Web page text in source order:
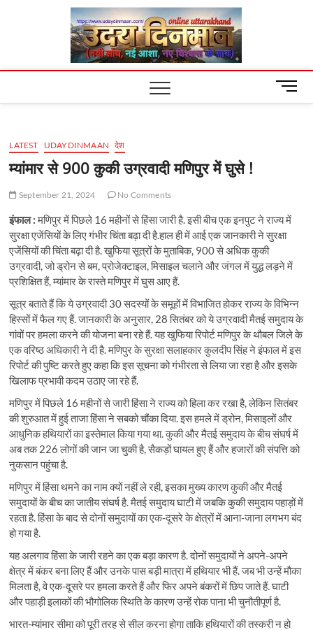
M
e
n
LATEST UDAYDINMAAN देश
म्यांमार से 900 कुकी उग्रवादी मणिपुर में घुसे !
September 21, 2024 No Comments
इंफाल :मणिपुर में पिछले 16 महीनों से हिंसा जारी है. इसी बीच एक इनपुट ने राज्य में
सुरक्षा एजेंसियों के लिए गंभीर चिंता बढ़ा दी है.हाल ही में आई एक जानकारी ने सुरक्षा
एजेंसियों की चिंता बढ़ा दी है. खुफिया सूत्रों के मुताबिक, 900 से अधिक कुकी
उग्रवादी, जो ड्रोन से बम, प्रोजेक्टाइल, मिसाइल चलाने और जंगल में युद्ध लड़ने में
प्रशिक्षित हैं, म्यांमार के रास्ते मणिपुर में घुस आए हैं.
सूत्र बताते हैं कि ये उग्रवादी 30 सदस्यों के समूहों में विभाजित होकर राज्य के विभिन्न
हिस्सों में फैल गए हैं. जानकारी के अनुसार, 28 सितंबर को ये उग्रवादी मैतई समुदाय के
गांवों पर हमला करने की योजना बना रहे हैं. यह खुफिया रिपोर्ट मणिपुर के थौबल जिले के
एक वरिष्ठ अधिकारी ने दी है. मणिपुर के सुरक्षा सलाहकार कुलदीप सिंह ने इंफाल में इस
रिपोर्ट की पुष्टि करते हुए कहा कि इस सूचना को गंभीरता से लिया जा रहा है और इसके
खिलाफ प्रभावी कदम उठाए जा रहे हैं.
मणिपुर में पिछले 16 महीनों से जारी हिंसा ने राज्य को हिला कर रखा है, लेकिन सितंबर
की शुरुआत में हुई ताजा हिंसा ने सबको चौंका दिया. इस हमले में ड्रोन, मिसाइलों और
आधुनिक हथियारों का इस्तेमाल किया गया था. कुकी और मैतई समुदाय के बीच संघर्ष में
अब तक 226 लोगों की जान जा चुकी है, सैकड़ों घायल हुए हैं और हजारों की संपत्ति को
नुकसान पहुंचा है.
मणिपुर में हिंसा थमने का नाम क्यों नहीं ले रही, इसका मुख्य कारण कुकी और मैतई
समुदायों के बीच का जातीय संघर्ष है. मैतई समुदाय घाटी में जबकि कुकी समुदाय पहाड़ों में
रहता है. हिंसा के बाद से दोनों समुदायों का एक-दूसरे के क्षेत्रों में आना-जाना लगभग बंद
हो गया है.
यह अलगाव हिंसा के जारी रहने का एक बड़ा कारण है. दोनों समुदायों ने अपने-अपने
क्षेत्र में बंकर बना लिए हैं और उनके पास बड़ी मात्रा में हथियार भी हैं. जब भी उन्हें मौका
मिलता है, वे एक-दूसरे पर हमला करते हैं और फिर अपने बंकरों में छिप जाते हैं. घाटी
और पहाड़ी इलाकों की भौगोलिक स्थिति के कारण उन्हें रोक पाना भी चुनौतीपूर्ण है.
भारत-म्यांमार सीमा को पूरी तरह से सील करना होगा ताकि हथियारों की तस्करी न हो